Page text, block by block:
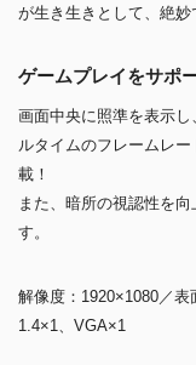
が生き生きとして、絶妙
ゲームプレイをサ
画面中央に照準を表示
ルタイムのフレームレ
載！
また、暗所の視認性を
す。
解像度：1920×1080／表
1.4×1、VGA×1